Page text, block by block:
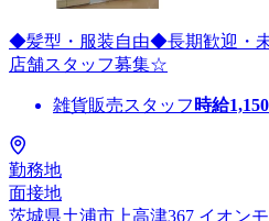
◆髪型・服装自由◆長期歓迎・
店舗スタッフ募集☆
雑貨販売スタッフ 時給1,150
勤務地
面接地
茨城県土浦市上高津367 イオン